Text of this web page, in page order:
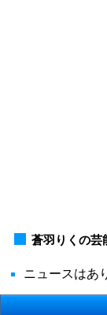
蒼羽りくの芸
ニュースはあ